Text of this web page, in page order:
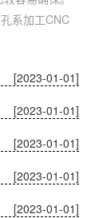
系加工CNC
[2023-01-01]
[2023-01-01]
[2023-01-01]
[2023-01-01]
[2023-01-01]